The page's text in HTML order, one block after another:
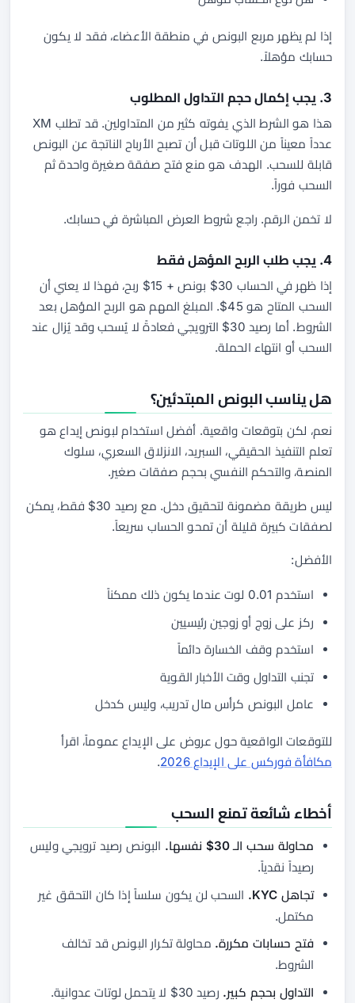
إذا لم يظهر مربع البونص في منطقة الأعضاء، فقد لا يكون
حسابك مؤهلاً.
3. يجب إكمال حجم التداول المطلوب
هذا هو الشرط الذي يفوته كثير من المتداولين. قد تطلب XM
عدداً معيناً من اللوتات قبل أن تصبح الأرباح الناتجة عن البونص
قابلة للسحب. الهدف هو منع فتح صفقة صغيرة واحدة ثم
السحب فوراً.
لا تخمن الرقم. راجع شروط العرض المباشرة في حسابك.
4. يجب طلب الربح المؤهل فقط
إذا ظهر في الحساب 30$ بونص + 15$ ربح، فهذا لا يعني أن
السحب المتاح هو 45$. المبلغ المهم هو الربح المؤهل بعد
الشروط. أما رصيد 30$ الترويجي فعادةً لا يُسحب وقد يُزال عند
السحب أو انتهاء الحملة.
هل يناسب البونص المبتدئين؟
نعم، لكن بتوقعات واقعية. أفضل استخدام لبونص إيداع هو
تعلم التنفيذ الحقيقي، السبريد، الانزلاق السعري، سلوك
المنصة، والتحكم النفسي بحجم صفقات صغير.
ليس طريقة مضمونة لتحقيق دخل. مع رصيد 30$ فقط، يمكن
لصفقات كبيرة قليلة أن تمحو الحساب سريعاً.
الأفضل:
استخدم 0.01 لوت عندما يكون ذلك ممكناً
ركز على زوج أو زوجين رئيسيين
استخدم وقف الخسارة دائماً
تجنب التداول وقت الأخبار القوية
عامل البونص كرأس مال تدريب، وليس كدخل
للتوقعات الواقعية حول عروض على الإيداع عموماً، اقرأ
مكافأة فوركس على الإيداع 2026
.
أخطاء شائعة تمنع السحب
محاولة سحب الـ 30$ نفسها.
البونص رصيد ترويجي وليس
رصيداً نقدياً.
تجاهل KYC.
السحب لن يكون سلساً إذا كان التحقق غير
مكتمل.
فتح حسابات مكررة. محاولة تكرار البونص قد تخالف
الشروط.
التداول بحجم كبير. رصيد 30$ لا يتحمل لوتات عدوانية.